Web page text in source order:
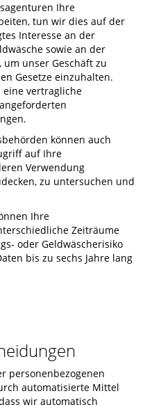
Ihre
tun wir dies auf der
Interesse an der
sowie an der
unser Geschäft zu
Gesetze einzuhalten.
eine vertragliche
können auch
auf Ihre
Verwendung
zu untersuchen und
Ihre
Zeiträume
oder Geldwäscherisiko
bis zu sechs Jahre lang
personenbezogenen
automatisierte Mittel
wir automatisch